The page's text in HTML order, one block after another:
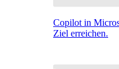
Copilot in
Ziel erreichen.